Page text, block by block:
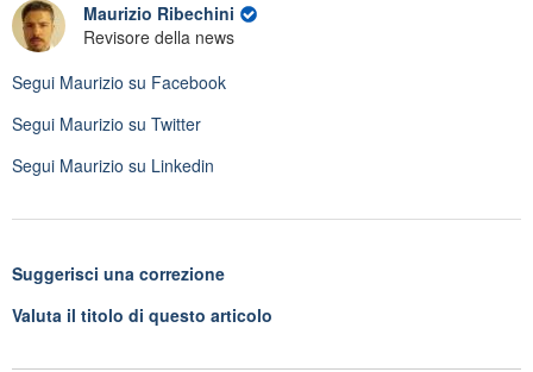
Maurizio Ribechini
Revisore della news
Segui Maurizio su Facebook
Segui Maurizio su Twitter
Segui Maurizio su Linkedin
Suggerisci una correzione
Valuta il titolo di questo articolo